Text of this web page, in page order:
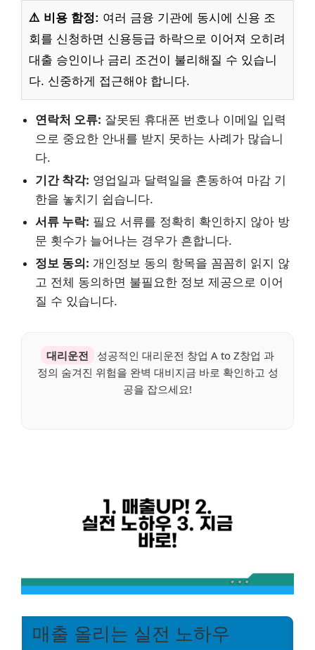
⚠️ 비용 함정: 여러 금융 기관에 동시에 신용 조
회를 신청하면 신용등급 하락으로 이어져 오히려
대출 승인이나 금리 조건이 불리해질 수 있습니
다. 신중하게 접근해야 합니다.
연락처 오류: 잘못된 휴대폰 번호나 이메일 입력
으로 중요한 안내를 받지 못하는 사례가 많습니
다.
기간 착각: 영업일과 달력일을 혼동하여 마감 기
한을 놓치기 쉽습니다.
서류 누락: 필요 서류를 정확히 확인하지 않아 방
문 횟수가 늘어나는 경우가 흔합니다.
정보 동의: 개인정보 동의 항목을 꼼꼼히 읽지 않
고 전체 동의하면 불필요한 정보 제공으로 이어
질 수 있습니다.
대리운전
성공적인 대리운전 창업 A to Z창업 과
정의 숨겨진 위험을 완벽 대비지금 바로 확인하고 성
공을 잡으세요!
매출 올리는 실전 노하우